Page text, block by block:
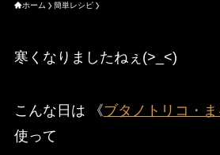
ホーム 簡単レシピ
寒くなりましたねぇ(>_<)
こんな日は 《ブタノトリコ・ま
使って